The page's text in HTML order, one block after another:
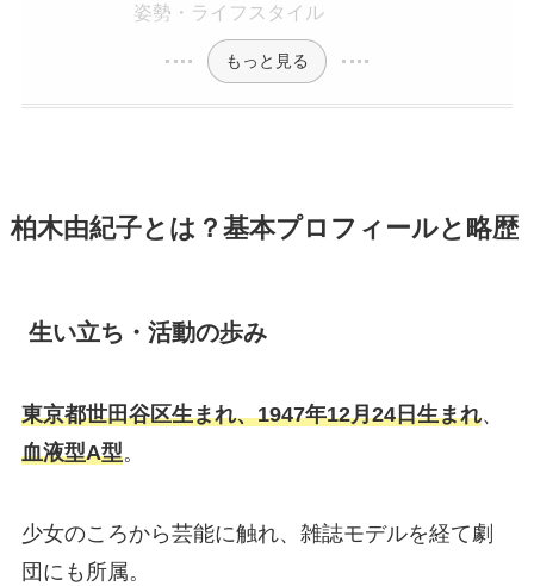
姿勢・ライフスタイル
もっと見る
柏木由紀子とは？基本プロフィールと略歴
生い立ち・活動の歩み
東京都世田谷区生まれ、1947年12月24日生まれ、
血液型A型。
少女のころから芸能に触れ、雑誌モデルを経て劇
団にも所属。